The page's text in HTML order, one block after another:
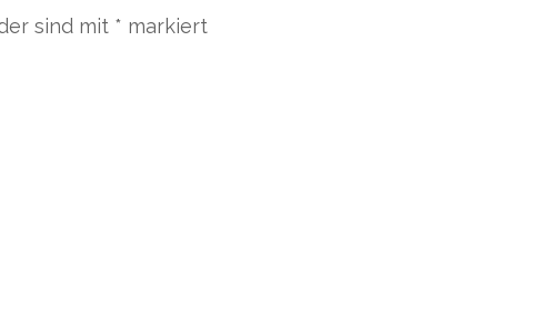
sind mit * markiert